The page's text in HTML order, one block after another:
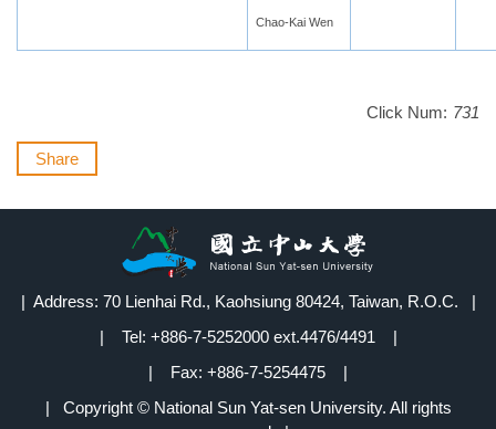
Chao-Kai Wen
Click Num: 731
Share
| Address: 70 Lienhai Rd., Kaohsiung 80424, Taiwan, R.O.C. |
| Tel: +886-7-5252000 ext.4476/4491 |
| Fax: +886-7-5254475 |
| Copyright © National Sun Yat-sen University. All rights